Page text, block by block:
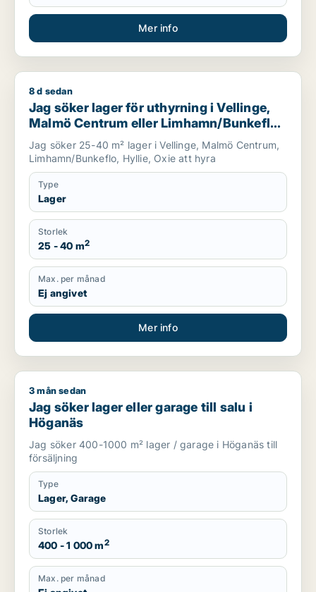
Mer info
Jag söker lager för uthyrning i Vellinge, Malmö Centrum
8 d sedan
Jag söker lager för uthyrning i Vellinge,
Malmö Centrum eller Limhamn/Bunkeflo
m.fl.
Jag söker 25-40 m² lager i Vellinge, Malmö Centrum,
Limhamn/Bunkeflo, Hyllie, Oxie att hyra
Type
Lager
Storlek
25 - 40 m2
Max. per månad
Ej angivet
Mer info
Jag söker lager eller garage till salu i Höganäs
3 mån sedan
Jag söker lager eller garage till salu i
Höganäs
Jag söker 400-1000 m² lager / garage i Höganäs till
försäljning
Type
Lager, Garage
Storlek
400 - 1 000 m2
Max. per månad